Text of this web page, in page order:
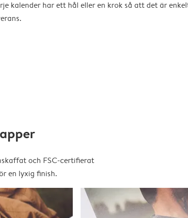
kalender har ett hål eller en krok så att det är
och FSC-certifierat
en lyxig finish.